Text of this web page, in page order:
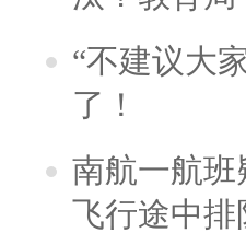
“不建议大
了！
南航一航
飞行途中排